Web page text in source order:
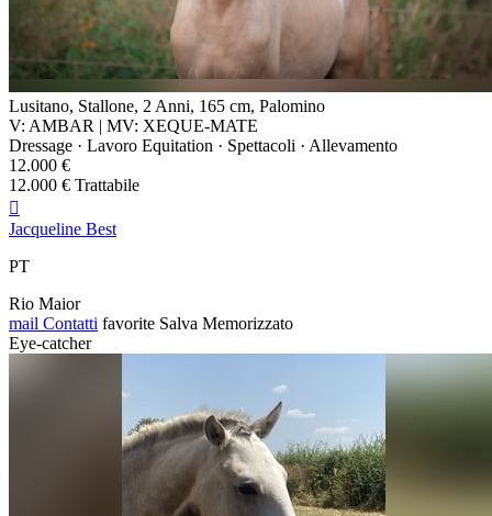
Lusitano, Stallone, 2 Anni, 165 cm, Palomino
V: AMBAR | MV: XEQUE-MATE
Dressage · Lavoro Equitation · Spettacoli · Allevamento
12.000 €
12.000 € Trattabile

Jacqueline Best
PT
Rio Maior
mail Contatti favorite Salva Memorizzato
Eye-catcher